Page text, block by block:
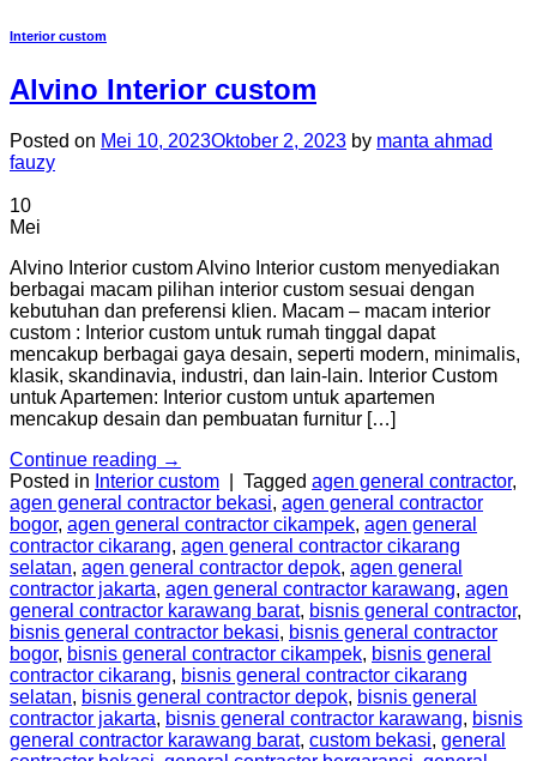
Interior custom
Alvino Interior custom
Posted on Mei 10, 2023Oktober 2, 2023 by manta ahmad
fauzy
10
Mei
Alvino Interior custom Alvino Interior custom menyediakan
berbagai macam pilihan interior custom sesuai dengan
kebutuhan dan preferensi klien. Macam – macam interior
custom : Interior custom untuk rumah tinggal dapat
mencakup berbagai gaya desain, seperti modern, minimalis,
klasik, skandinavia, industri, dan lain-lain. Interior Custom
untuk Apartemen: Interior custom untuk apartemen
mencakup desain dan pembuatan furnitur […]
Continue reading →
Posted in Interior custom Tagged agen general contractor,
agen general contractor bekasi, agen general contractor
bogor, agen general contractor cikampek, agen general
contractor cikarang, agen general contractor cikarang
selatan, agen general contractor depok, agen general
contractor jakarta, agen general contractor karawang, agen
general contractor karawang barat, bisnis general contractor,
bisnis general contractor bekasi, bisnis general contractor
bogor, bisnis general contractor cikampek, bisnis general
contractor cikarang, bisnis general contractor cikarang
selatan, bisnis general contractor depok, bisnis general
contractor jakarta, bisnis general contractor karawang, bisnis
general contractor karawang barat, custom bekasi, general